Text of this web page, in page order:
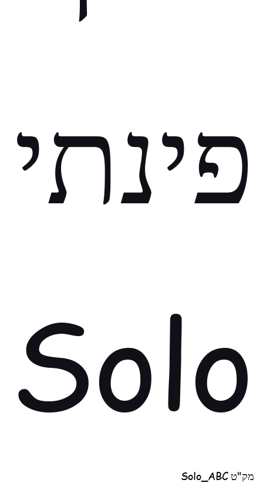
פינתי
Solo
מק"ט
Solo_ABC
Solo_ABC